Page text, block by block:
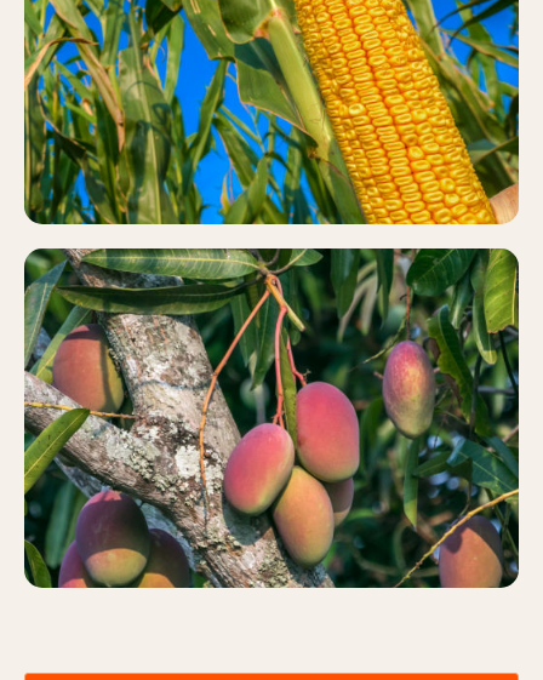
MAÍZ
Más información
MANGO
Más información